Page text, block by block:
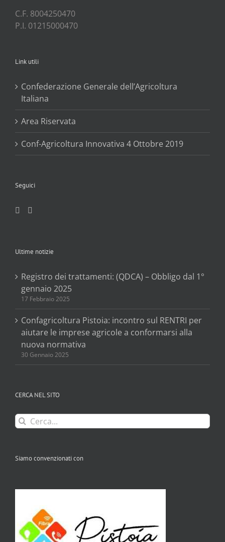
C.F. 8004250470
P.I. 01215000470
Link utili
Confederazione Generale dell’Agricoltura
Italiana
Area Riservata
Conf-Agricoltura Innovativa 4 Ottobre 2019
Seguici
Ultime notizie
Registro dei trattamenti: (QDCA) – Obbligo dal 1°
gennaio 2025
17 Febbraio 2025
Confagricoltura Pistoia: incontro sul RENTRI per
aiutare le imprese agricole a conformarsi alla
nuova normativa
30 Gennaio 2025
CERCA NEL SITO
Cerca
per:
Siamo convenzionati con